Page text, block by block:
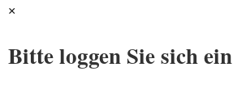
×
Bitte loggen Sie sich ein